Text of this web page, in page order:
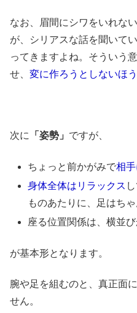
なお、眉間にシワをいれな
が、シリアスな話を聞いて
ってきますよね。そういう
せ、 変に作ろうとしないほ
次に 「姿勢」 ですが、
ちょっと前かがみで相
身体全体はリラックス
ものあたりに、足はち
座る位置関係は、横並
が基本形となります。
腕や足を組むのと、真正面
せん。